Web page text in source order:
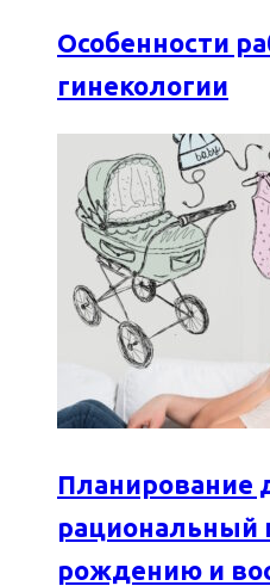
Особенности
гинекологии
Планирование
рациональный
рождению и